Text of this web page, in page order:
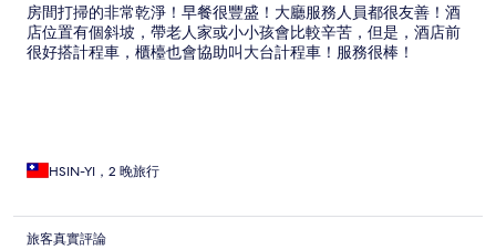
房間打掃的非常乾淨！早餐很豐盛！大廳服務人員都很友善！酒
店位置有個斜坡，帶老人家或小小孩會比較辛苦，但是，酒店前
很好搭計程車，櫃檯也會協助叫大台計程車！服務很棒！
HSIN-YI，2 晚旅行
旅客真實評論